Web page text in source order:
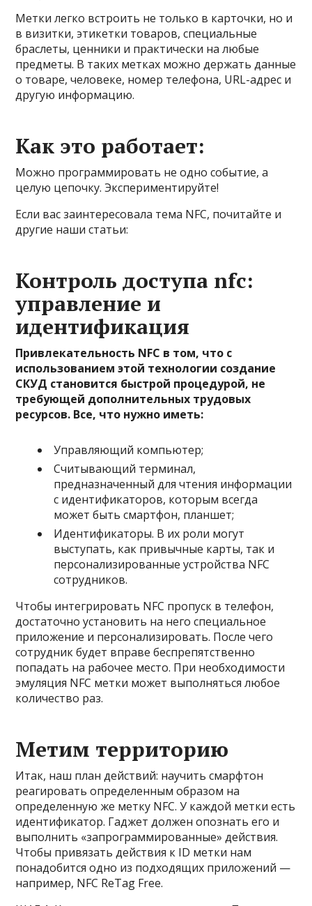
Метки легко встроить не только в карточки, но и
в визитки, этикетки товаров, специальные
браслеты, ценники и практически на любые
предметы. В таких метках можно держать данные
о товаре, человеке, номер телефона, URL-адрес и
другую информацию.
Как это работает:
Можно программировать не одно событие, а
целую цепочку. Экспериментируйте!
Если вас заинтересовала тема NFC, почитайте и
другие наши статьи:
Контроль доступа nfc:
управление и
идентификация
Привлекательность NFC в том, что с
использованием этой технологии создание
СКУД становится быстрой процедурой, не
требующей дополнительных трудовых
ресурсов. Все, что нужно иметь:
Управляющий компьютер;
Считывающий терминал,
предназначенный для чтения информации
с идентификаторов, которым всегда
может быть смартфон, планшет;
Идентификаторы. В их роли могут
выступать, как привычные карты, так и
персонализированные устройства NFC
сотрудников.
Чтобы интегрировать NFC пропуск в телефон,
достаточно установить на него специальное
приложение и персонализировать. После чего
сотрудник будет вправе беспрепятственно
попадать на рабочее место. При необходимости
эмуляция NFC метки может выполняться любое
количество раз.
Метим территорию
Итак, наш план действий: научить смарфтон
реагировать определенным образом на
определенную же метку NFC. У каждой метки есть
идентификатор. Гаджет должен опознать его и
выполнить «запрограммированные» действия.
Чтобы привязать действия к ID метки нам
понадобится одно из подходящих приложений —
например, NFC ReTag Free.